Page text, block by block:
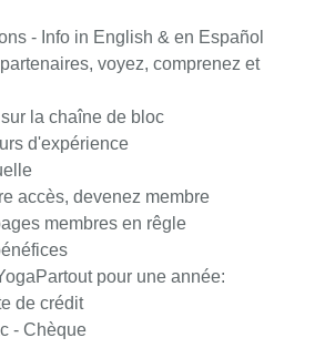
- Info in English & en Español
voyez, comprenez et
la chaîne de bloc
d'expérience
accès, devenez membre
membres en rêgle
pour une année:
de crédit
- Chèque